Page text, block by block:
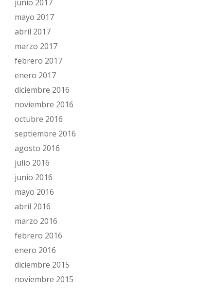
junio 2017
mayo 2017
abril 2017
marzo 2017
febrero 2017
enero 2017
diciembre 2016
noviembre 2016
octubre 2016
septiembre 2016
agosto 2016
julio 2016
junio 2016
mayo 2016
abril 2016
marzo 2016
febrero 2016
enero 2016
diciembre 2015
noviembre 2015